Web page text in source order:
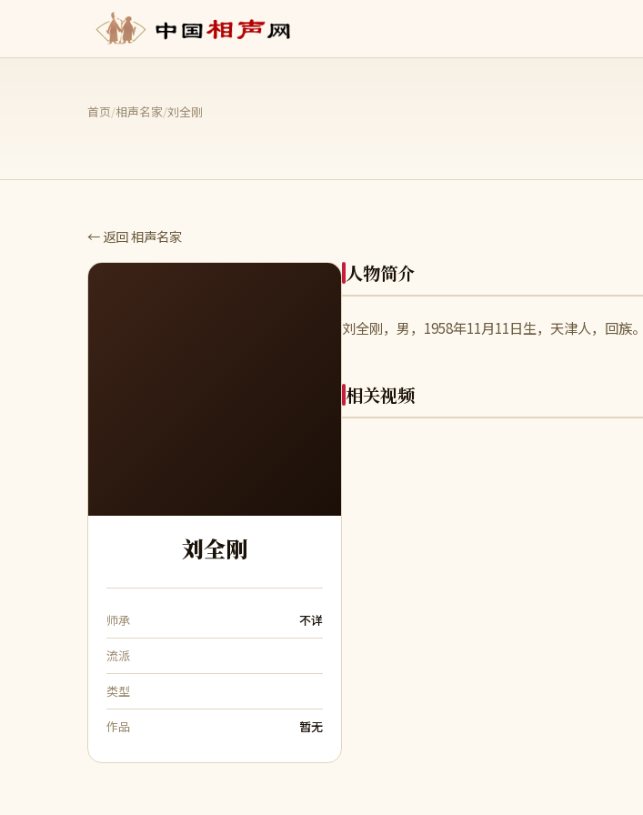
首页/相声名家/刘全刚
← 返回 相声名家
刘全刚
师承 不详
流派
类型
作品 暂无
人物简介
刘全刚，男，1958年11月11日生，天津人，回族
相关视频